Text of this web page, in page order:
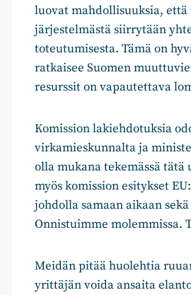
luovat mahdollisuuksia,
järjestelmästä siirrytään
toteutumisesta. Tämä on
ratkaisee Suomen
resurssit on vapautettava
Komission lakiehdotuksia
virkamieskunnalta ja
olla mukana tekemässä tätä
myös komission esitykset
johdolla samaan aikaan
Onnistuimme molemmissa.
Meidän pitää huolehtia
yrittäjän voida ansaita